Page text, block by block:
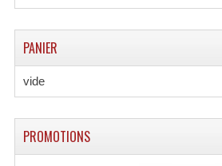
PANIER
vide
PROMOTIONS